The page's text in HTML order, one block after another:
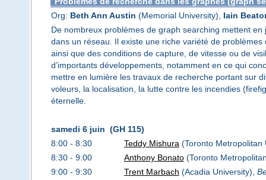
Org: Beth Ann Austin (Memorial University), Iain
De nombreux problèmes de graph searching mettent
dans un réseau. Il existe une riche variété de
ainsi que des conditions de capture, de vitesse ou de
d’importants développements, notamment en ce qui
mettre en lumière les travaux de recherche portant sur
voleurs, la localisation, la lutte contre les incendies
éternelle.
samedi 6 juin (GH 115)
8:00 - 8:30
Teddy Mishura (Toronto
8:30 - 9:00
Anthony Bonato(Toronto
9:00 - 9:30
Trent Marbach (Acadia University),